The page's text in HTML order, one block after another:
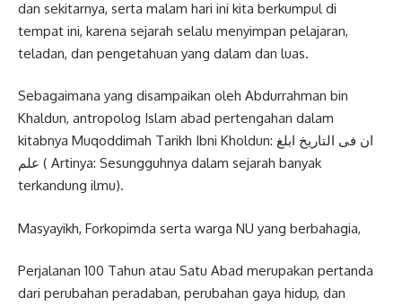
dan sekitarnya, serta malam hari ini kita berkumpul di
tempat ini, karena sejarah selalu menyimpan pelajaran,
teladan, dan pengetahuan yang dalam dan luas.
Sebagaimana yang disampaikan oleh Abdurrahman bin
Khaldun, antropolog Islam abad pertengahan dalam
kitabnya Muqoddimah Tarikh Ibni Kholdun: ان فى التاريخ ابلغ
علم ( Artinya: Sesungguhnya dalam sejarah banyak
terkandung ilmu).
Masyayikh, Forkopimda serta warga NU yang berbahagia,
Perjalanan 100 Tahun atau Satu Abad merupakan pertanda
dari perubahan peradaban, perubahan gaya hidup, dan